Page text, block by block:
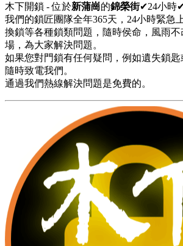
木下開鎖 - 位於新蒲崗的錦榮街✔24小時
我們的鎖匠團隊全年365天，24小時緊急
換鎖等各種鎖類問題，隨時侯命，風雨
場，為大家解決問題。
如果您對門鎖有任何疑問，例如遺失鎖
隨時致電我們。
通過我們熱線解決問題是免費的。